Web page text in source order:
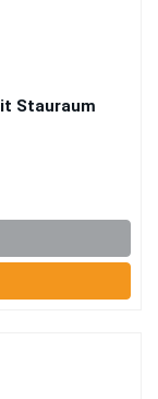
Stauraum
und